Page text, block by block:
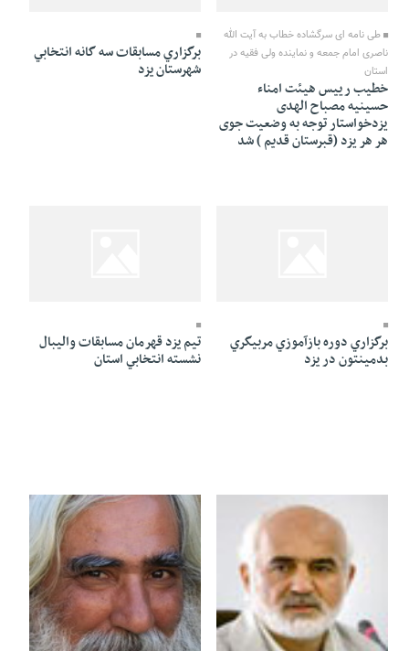
طی نامه ای سرگشاده خطاب به آیت الله
ناصری امام جمعه و نماینده ولی فقیه در
استان
خطیب رییس هیئت امناء
حسینیه مصباح الهدی
یزدخواستار توجه به وضعیت جوی
هر هر یزد (قبرستان قدیم ) شد
برگزاري مسابقات سه گانه انتخابي
شهرستان يزد
برگزاري دوره بازآموزي مربيگري
بدمينتون در يزد
تيم يزد قهرمان مسابقات واليبال
نشسته انتخابي استان